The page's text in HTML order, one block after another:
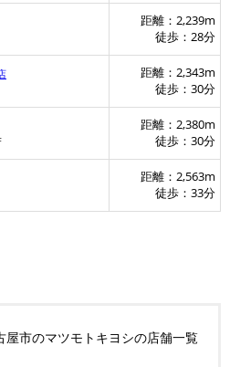
距離：2,239m
徒歩：28分
距離：2,343m
徒歩：30分
距離：2,380m
徒歩：30分
距離：2,563m
徒歩：33分
屋市のマツモトキヨシの店舗一覧